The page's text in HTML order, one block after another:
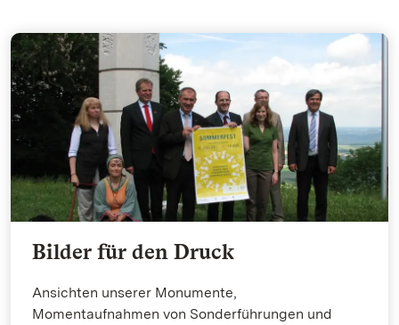
Bilder für den Druck
Ansichten unserer Monumente,
Momentaufnahmen von Sonderführungen und